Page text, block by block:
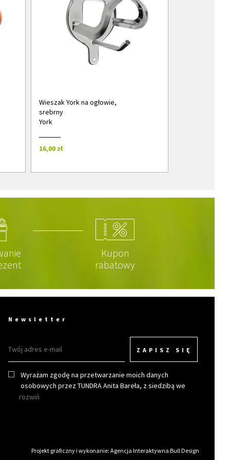
Wieszak York na ogłowie,
srebrny
York
16,00 zł
Kupon
rabatowy
Newsletter
ZAPISZ SIĘ
Wyrażam zgodę na przetwarzanie moich danych
osobowych przez TUNDRA Anita Bareła, z siedzibą we
Wrocławiu w celu otrzymywania newslettera.
rozwiń
Projekt graficzny i wykonanie: Agencja Interaktywna Bull Design